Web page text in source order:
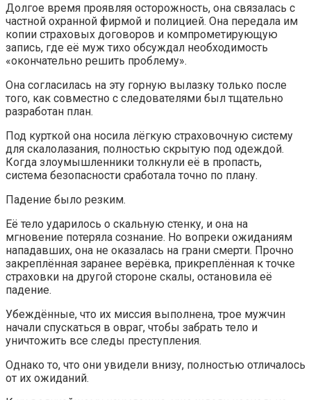
Долгое время проявляя осторожность, она связалась с
частной охранной фирмой и полицией. Она передала им
копии страховых договоров и компрометирующую
запись, где её муж тихо обсуждал необходимость
«окончательно решить проблему».
Она согласилась на эту горную вылазку только после
того, как совместно с следователями был тщательно
разработан план.
Под курткой она носила лёгкую страховочную систему
для скалолазания, полностью скрытую под одеждой.
Когда злоумышленники толкнули её в пропасть,
система безопасности сработала точно по плану.
Падение было резким.
Её тело ударилось о скальную стенку, и она на
мгновение потеряла сознание. Но вопреки ожиданиям
нападавших, она не оказалась на грани смерти. Прочно
закреплённая заранее верёвка, прикреплённая к точке
страховки на другой стороне скалы, остановила её
падение.
Убеждённые, что их миссия выполнена, трое мужчин
начали спускаться в овраг, чтобы забрать тело и
уничтожить все следы преступления.
Однако то, что они увидели внизу, полностью отличалось
от их ожиданий.